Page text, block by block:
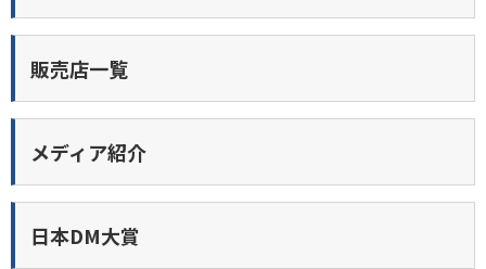
販売店一覧
メディア紹介
日本DM大賞